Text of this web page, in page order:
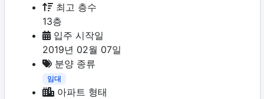
최고 층수
13층
입주 시작일
2019년 02월 07일
분양 종류
임대
아파트 형태